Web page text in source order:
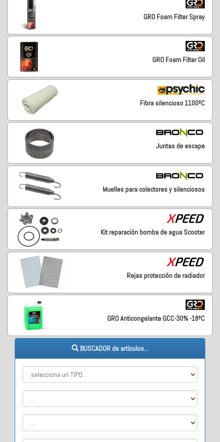
GRO Foam Filter Spray
GRO Foam Filter Oil
Fibra silencioso 1100ºC
Juntas de escape
Muelles para colectores y silenciosos
Kit reparación bomba de agua Scooter
Rejas protección de radiador
GRO Anticongelante GCC-30% -18ºC
BUSCADOR de artículos...